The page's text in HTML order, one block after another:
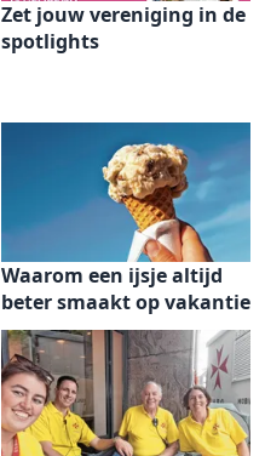
Zet jouw vereniging in de
spotlights
Waarom een ijsje altijd
beter smaakt op vakantie